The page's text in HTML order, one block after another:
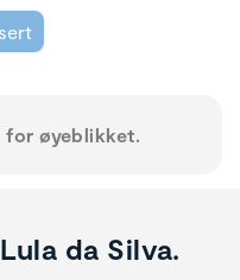
for øyeblikket.
da Silva.